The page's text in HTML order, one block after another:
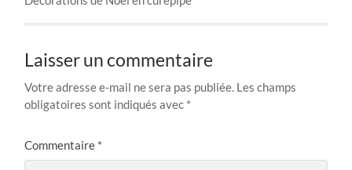
Laisser un commentaire
Votre adresse e-mail ne sera pas publiée. Les champs
obligatoires sont indiqués avec *
Commentaire *